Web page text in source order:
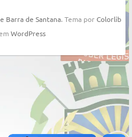
Barra de Santana. Tema porColorlib
WordPress